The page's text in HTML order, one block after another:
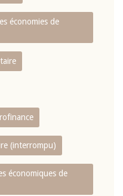
économies de
(interrompu)
économiques de